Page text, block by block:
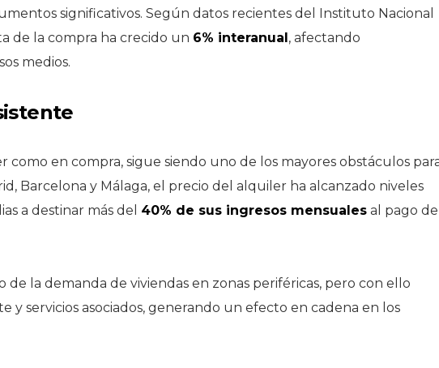
significativos. Según datos recientes del Instituto Nacional
de la compra ha crecido un 6% interanual, afectando
medios.
como en compra, sigue siendo uno de los mayores obstáculos
Barcelona y Málaga, el precio del alquiler ha alcanzado niveles
a destinar más del 40% de sus ingresos mensuales al pago de
la demanda de viviendas en zonas periféricas, pero con ello
y servicios asociados, generando un efecto en cadena en los
multiplican
111 el sueldo
de sus
en Cartagena y
consolida su